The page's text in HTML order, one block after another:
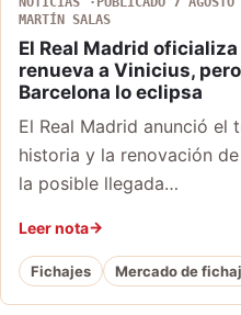
MARTÍN SALAS
El Real Madrid
renueva a Vinicius,
Barcelona lo eclipsa
El Real Madrid anunció el
historia y la renovación
la posible llegada…
Leer nota
Fichajes Mercado de